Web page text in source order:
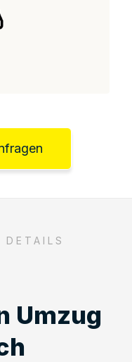
Umzug